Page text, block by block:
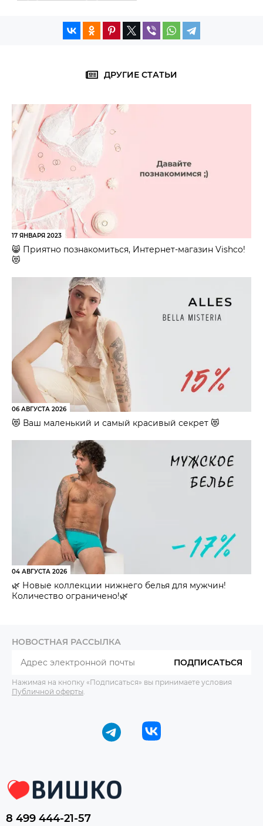
ДРУГИЕ СТАТЬИ
17 ЯНВАРЯ 2023
😸 Приятно познакомиться, Интернет-магазин Vishco!
😻
06 АВГУСТА 2026
😻 Ваш маленький и самый красивый секрет 😻
04 АВГУСТА 2026
🌿 Новые коллекции нижнего белья для мужчин!
Количество ограничено!🌿
НОВОСТНАЯ РАССЫЛКА
ПОДПИСАТЬСЯ
Нажимая на кнопку «Подписаться» вы принимаете условия
Публичной оферты.
8 499 444-21-57